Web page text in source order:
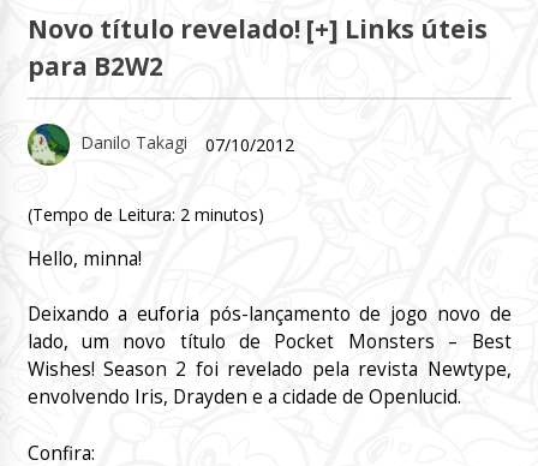
Novo título revelado! [+] Links úteis
para B2W2
Danilo Takagi 07/10/2012
(Tempo de Leitura: 2 minutos)
Hello, minna!
Deixando a euforia pós-lançamento de jogo novo de
lado, um novo título de Pocket Monsters – Best
Wishes! Season 2 foi revelado pela revista Newtype,
envolvendo Iris, Drayden e a cidade de Openlucid.
Confira: